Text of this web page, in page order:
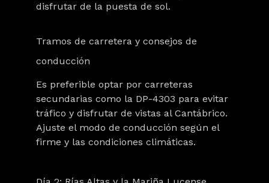
disfrutar de la puesta de sol.
Tramos de carretera y consejos de
conducción
Es preferible optar por carreteras
secundarias como la DP-4303 para evitar
tráfico y disfrutar de vistas al Cantábrico.
Ajuste el modo de conducción según el
firme y las condiciones climáticas.